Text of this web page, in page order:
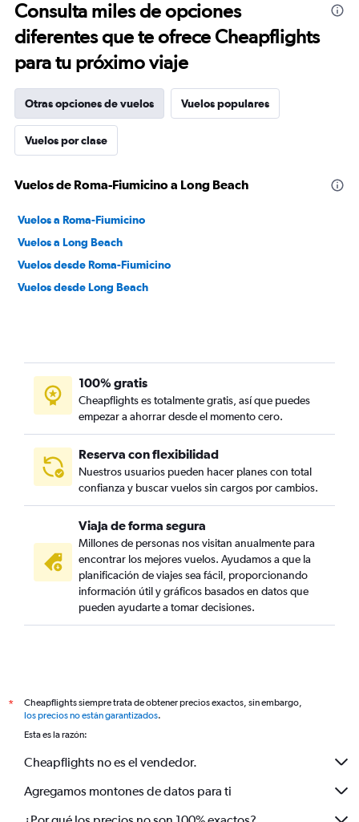
Consulta miles de opciones
diferentes que te ofrece Cheapflights
para tu próximo viaje
Otras opciones de vuelos Vuelos populares
Vuelos por clase
Vuelos de Roma-Fiumicino a Long Beach
Vuelos a Roma-Fiumicino
Vuelos a Long Beach
Vuelos desde Roma-Fiumicino
Vuelos desde Long Beach
100% gratis
Cheapflights es totalmente gratis, así que puedes
empezar a ahorrar desde el momento cero.
Reserva con flexibilidad
Nuestros usuarios pueden hacer planes con total
confianza y buscar vuelos sin cargos por cambios.
Viaja de forma segura
Millones de personas nos visitan anualmente para
encontrar los mejores vuelos. Ayudamos a que la
planificación de viajes sea fácil, proporcionando
información útil y gráficos basados en datos que
pueden ayudarte a tomar decisiones.
*
Cheapflights siempre trata de obtener precios exactos, sin embargo,
los precios no están garantizados.
Esta es la razón:
Cheapflights no es el vendedor.
Agregamos montones de datos para ti